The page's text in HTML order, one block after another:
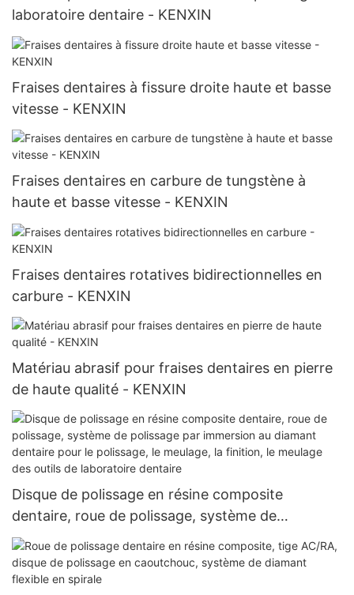
laboratoire dentaire - KENXIN
Fraises dentaires à fissure droite haute et basse
vitesse - KENXIN
Fraises dentaires en carbure de tungstène à
haute et basse vitesse - KENXIN
Fraises dentaires rotatives bidirectionnelles en
carbure - KENXIN
Matériau abrasif pour fraises dentaires en pierre
de haute qualité - KENXIN
Disque de polissage en résine composite
dentaire, roue de polissage, système de
polissage par immersion au diamant dentaire
pour le polissage, le meulage, la finition, le
meulage des outils de laboratoire dentaire